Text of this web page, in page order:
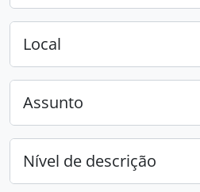
Local
Assunto
Nível de descrição